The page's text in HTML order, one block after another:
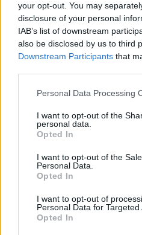
your opt-out. You may
disclosure of your personal
IAB’s list of downstream
also be disclosed by us to third
Downstream Participants that
Personal Data Processing
I want to opt-out of the
personal data.
Opted In
I want to opt-out of the
Personal Data.
Opted In
I want to opt-out of
Personal Data for Targeted
Opted In
FRENZY od początku
Ultralidze został
dlatego cieszymy się, że
przystań w postaci
że jest to początek
powiedział Adam
Dla samego Anonymo, które
pożegnało dywizję Counter-
wsparciu jednego z
grać będzie jak Orbit
Bezlitosny świat
europejskie do wielkiej
nadejściem wiosny.